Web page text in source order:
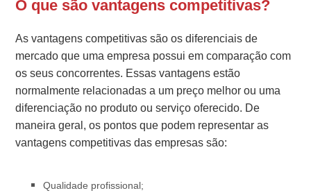
O que são vantagens competitivas?
As vantagens competitivas são os diferenciais de
mercado que uma empresa possui em comparação com
os seus concorrentes. Essas vantagens estão
normalmente relacionadas a um preço melhor ou uma
diferenciação no produto ou serviço oferecido. De
maneira geral, os pontos que podem representar as
vantagens competitivas das empresas são:
Qualidade profissional;